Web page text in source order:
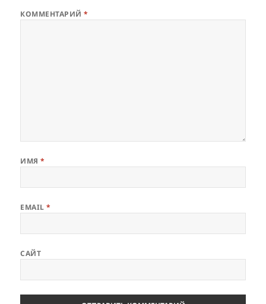
КОММЕНТАРИЙ*
ИМЯ*
EMAIL*
САЙТ